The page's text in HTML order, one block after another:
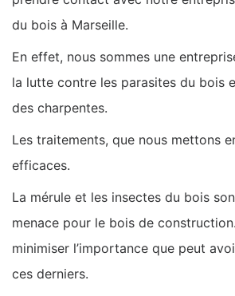
du bois à Marseille.
En effet, nous sommes une
la lutte contre les parasites du bois
des charpentes.
Les traitements, que nous mettons
efficaces.
La mérule et les insectes du bois
menace pour le bois de
minimiser l’importance que peut
ces derniers.